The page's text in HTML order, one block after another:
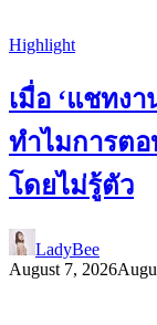
Highlight
เมื่อ ‘แชทง
ทำไมการต
โดยไม่รู้ตัว
LadyBee
August 7, 2026